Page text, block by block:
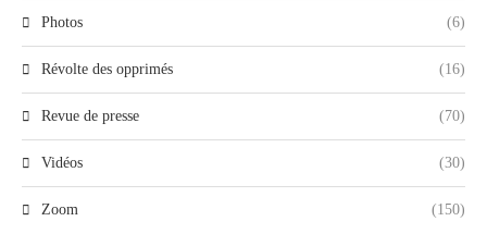
Photos (6)
Révolte des opprimés (16)
Revue de presse (70)
Vidéos (30)
Zoom (150)